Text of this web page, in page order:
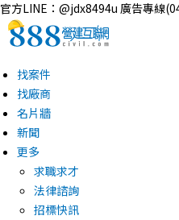
官方LINE：@jdx8494u 廣告專線
找案件
找廠商
名片牆
新聞
更多
求職求才
法律諮詢
招標快訊